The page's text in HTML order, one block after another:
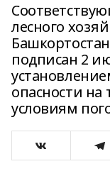
лесного
подписан 2
опасности
условиям